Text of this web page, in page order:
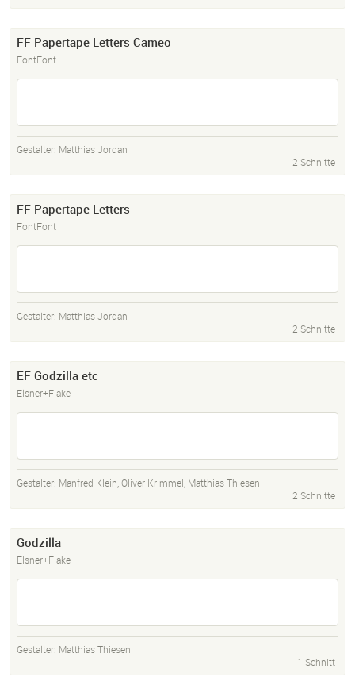
FF Papertape Letters Cameo
FontFont
Gestalter: Matthias Jordan
2 Schnitte
FF Papertape Letters
FontFont
Gestalter: Matthias Jordan
2 Schnitte
EF Godzilla etc
Elsner+Flake
Gestalter: Manfred Klein,Oliver Krimmel, Matthias Thiesen
2 Schnitte
Godzilla
Elsner+Flake
Gestalter: Matthias Thiesen
1 Schnitt